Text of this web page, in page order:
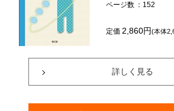
ページ数 ：152
定価2,860円(本体
詳しく見る